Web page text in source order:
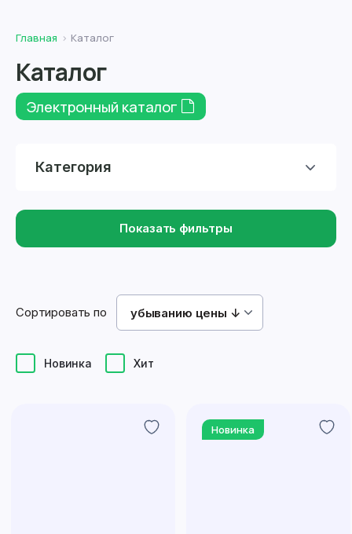
Главная Каталог
Каталог
Электронный каталог
Категория
Показать фильтры
Новинка Хит
Сортировать по убыванию цены ↓
Новинка